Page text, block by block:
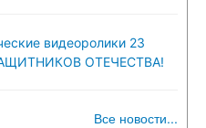
видеоролики 23
ОТЕЧЕСТВА!
Все новости...